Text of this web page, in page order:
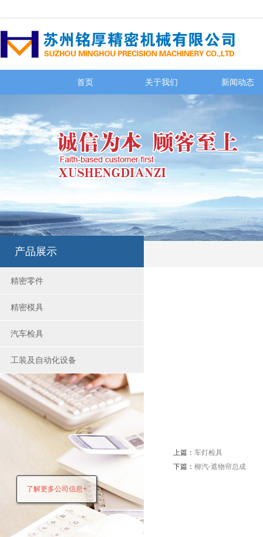
首页 关于我们 新闻动态
产品展示
精密零件
精密模具
汽车检具
工装及自动化设备
了解更多公司信息+
上篇： 车灯检具
下篇： 柳汽-遮物帘总成